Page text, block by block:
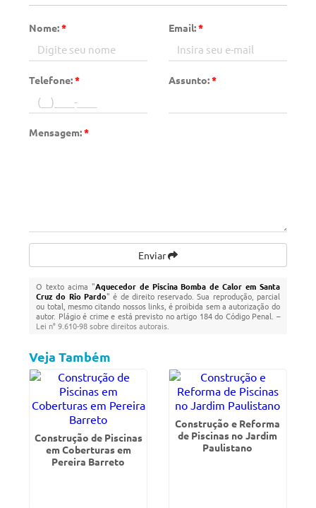
Nome:* Email:*
Telefone:* Assunto:*
Mensagem:*
Enviar
O texto acima "Aquecedor de Piscina Bomba de Calor em Santa
Cruz do Rio Pardo" é de direito reservado. Sua reprodução, parcial
ou total, mesmo citando nossos links, é proibida sem a autorização do
autor. Plágio é crime e está previsto no artigo 184 do Código Penal. –
Lei n° 9.610-98 sobre direitos autorais
Veja Também
Construção de Piscinas
em Coberturas em
Pereira Barreto
Construção e Reforma
de Piscinas no Jardim
Paulistano